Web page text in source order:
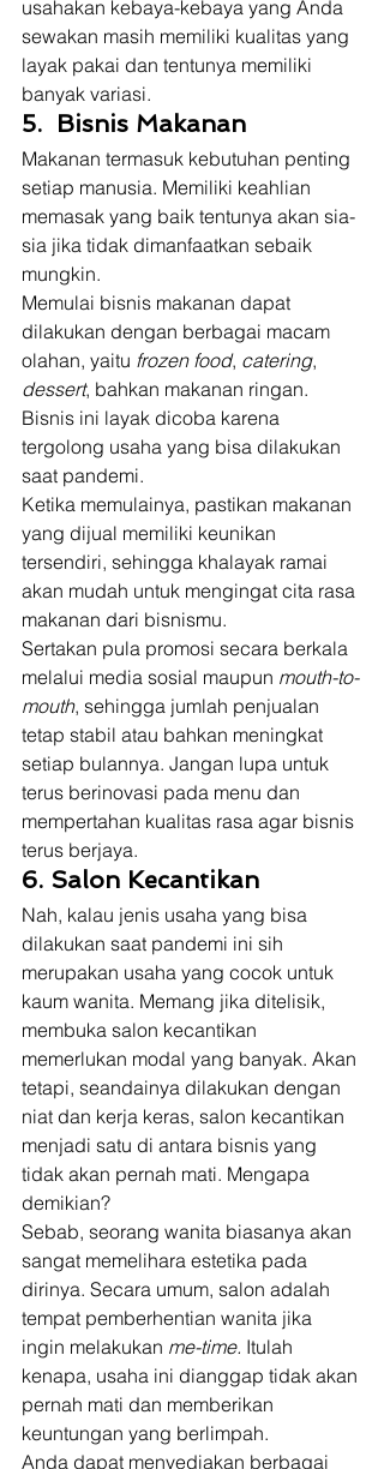
usahakan kebaya-kebaya yang Anda
sewakan masih memiliki kualitas yang
layak pakai dan tentunya memiliki
banyak variasi.
5.  Bisnis Makanan
Makanan termasuk kebutuhan penting
setiap manusia. Memiliki keahlian
memasak yang baik tentunya akan sia-
sia jika tidak dimanfaatkan sebaik
mungkin.
Memulai bisnis makanan dapat
dilakukan dengan berbagai macam
olahan, yaitu frozen food, catering,
dessert, bahkan makanan ringan.
Bisnis ini layak dicoba karena
tergolong usaha yang bisa dilakukan
saat pandemi.
Ketika memulainya, pastikan makanan
yang dijual memiliki keunikan
tersendiri, sehingga khalayak ramai
akan mudah untuk mengingat cita rasa
makanan dari bisnismu.
Sertakan pula promosi secara berkala
melalui media sosial maupun mouth-to-
mouth, sehingga jumlah penjualan
tetap stabil atau bahkan meningkat
setiap bulannya. Jangan lupa untuk
terus berinovasi pada menu dan
mempertahan kualitas rasa agar bisnis
terus berjaya.
6. Salon Kecantikan
Nah, kalau jenis usaha yang bisa
dilakukan saat pandemi ini sih
merupakan usaha yang cocok untuk
kaum wanita. Memang jika ditelisik,
membuka salon kecantikan
memerlukan modal yang banyak. Akan
tetapi, seandainya dilakukan dengan
niat dan kerja keras, salon kecantikan
menjadi satu di antara bisnis yang
tidak akan pernah mati. Mengapa
demikian?
Sebab, seorang wanita biasanya akan
sangat memelihara estetika pada
dirinya. Secara umum, salon adalah
tempat pemberhentian wanita jika
ingin melakukan me-time. Itulah
kenapa, usaha ini dianggap tidak akan
pernah mati dan memberikan
keuntungan yang berlimpah.
Anda dapat menyediakan berbagai